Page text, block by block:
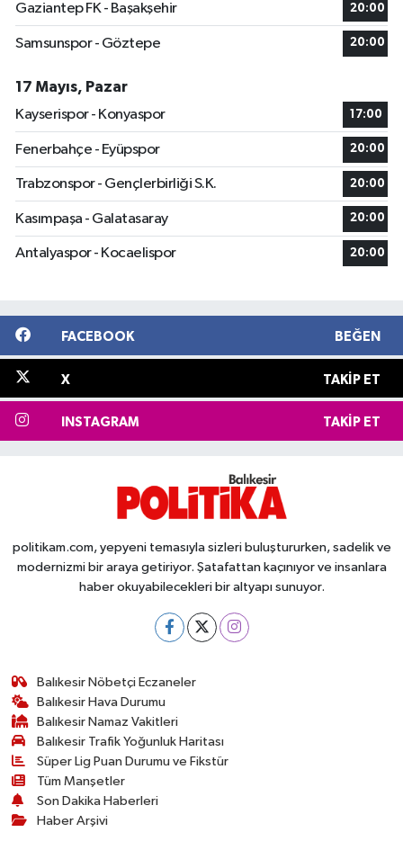
Gaziantep FK - Başakşehir 20:00
Samsunspor - Göztepe 20:00
17 Mayıs, Pazar
Kayserispor - Konyaspor
17:00
Fenerbahçe - Eyüpspor 20:00
Trabzonspor - Gençlerbirliği S.K. 20:00
Kasımpaşa - Galatasaray 20:00
Antalyaspor - Kocaelispor 20:00
FACEBOOK BEĞEN
X TAKIP ET
INSTAGRAM TAKIP ET
politikam.com, yepyeni temasıyla sizleri buluştururken, sadelik ve
modernizmi bir araya getiriyor. Şatafattan kaçınıyor ve insanlara
haber okuyabilecekleri bir altyapı sunuyor.
Balıkesir Nöbetçi Eczaneler
Balıkesir Hava Durumu
Balıkesir Namaz Vakitleri
Balıkesir Trafik Yoğunluk Haritası
Süper Lig Puan Durumu ve Fikstür
Tüm Manşetler
Son Dakika Haberleri
Haber Arşivi